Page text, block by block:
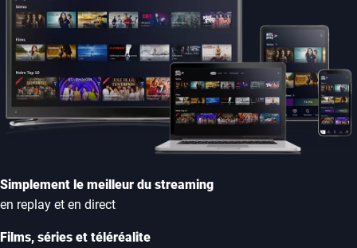
Simplement le meilleur du streaming
en replay et en direct
Films, séries et téléréalite